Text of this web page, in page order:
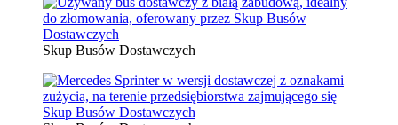
Skup Busów Dostawczych